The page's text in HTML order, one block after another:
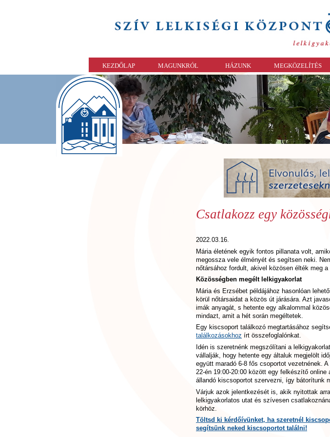
KEZDŐLAP MAGUNKRÓL HÁZUNK MEGKÖZELÍTÉS
Csatlakozz egy
2022.03.16.
Mária életének egyik fontos pillanata volt,
megossza vele élményét és segítsen neki.
nőtársához fordult, akivel közösen élték meg a
Közösségben megélt lelkigyakorlat
Mária és Erzsébet példájához hasonlóan
körül nőtársaidat a közös út járására. Azt
imák anyagát, s hetente egy alkalommal
mindazt, amit a hét során megéltetek.
Egy kiscsoport találkozó megtartásához
találkozásokhoz írt összefoglalónkat.
Idén is szeretnénk megszólítani a
vállalják, hogy hetente egy általuk megjelölt
együtt maradó 6-8 fős csoportot vezetnének.
22-én 19:00-20:00 között egy felkészítő
állandó kiscsoportot szervezni, így bátorítunk
Várjuk azok jelentkezését is, akik nyitottak
lelkigyakorlatos utat és szívesen
körhöz.
Töltsd ki kérdőívünket, ha szeretnél
segítsünk neked kiscsoportot találni!